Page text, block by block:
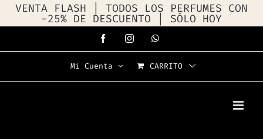
VENTA FLASH | TODOS LOS PERFUMES CON
-25% DE DESCUENTO | SÓLO HOY
al
FacebookInstagramWhatsApp
Mi Cuenta CARRITO